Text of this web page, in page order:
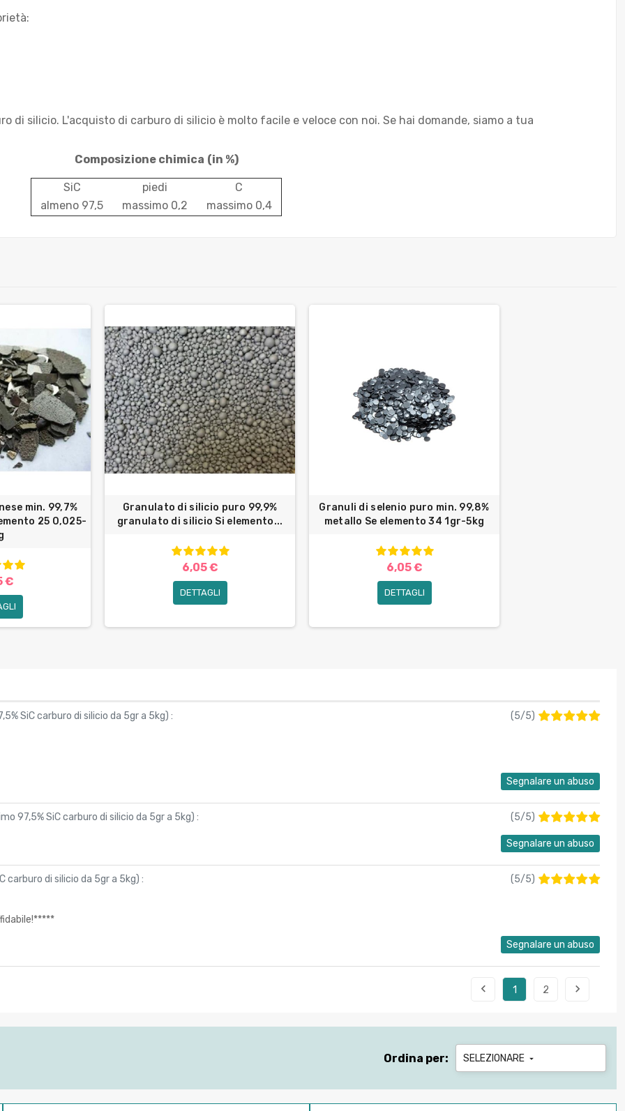
di silicio. L'acquisto di carburo di silicio è molto facile e veloce con noi. Se hai domande, siamo a tua
Composizione chimica (in %)
SiC piedi
C
almeno 97,5
massimo 0,2 massimo 0,4
min. 99,7%
25 0,025-
€
Granulato di silicio puro 99,9%
granulato di silicio Si elemento...
6,05 €
DETTAGLI
Granuli di selenio puro min. 99,8%
metallo Se elemento 34 1gr-5kg
6,05 €
DETTAGLI
SiC carburo di silicio da 5gr a 5kg) : (5/5)
Segnalare un abuso
97,5% SiC carburo di silicio da 5gr a 5kg) : (5/5)
Segnalare un abuso
carburo di silicio da 5gr a 5kg) : (5/5)
Segnalare un abuso
 1 2 
Ordina per: SELEZIONARE 